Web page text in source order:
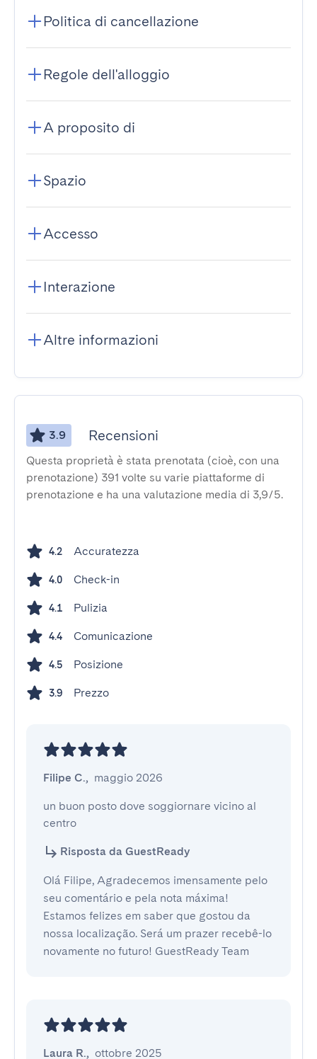
Politica di cancellazione
Regole dell'alloggio
A proposito di
Spazio
Accesso
Interazione
Altre informazioni
3.9 Recensioni
Questa proprietà è stata prenotata (cioè, con una
prenotazione) 391 volte su varie piattaforme di
prenotazione e ha una valutazione media di 3,9/5.
4.2 Accuratezza
4.0 Check-in
4.1 Pulizia
4.4 Comunicazione
4.5 Posizione
3.9 Prezzo
Filipe C., maggio 2026
un buon posto dove soggiornare vicino al
centro
Risposta da GuestReady
Olá Filipe, Agradecemos imensamente pelo
seu comentário e pela nota máxima!
Estamos felizes em saber que gostou da
nossa localização. Será um prazer recebê-lo
novamente no futuro! GuestReady Team
Laura R., ottobre 2025